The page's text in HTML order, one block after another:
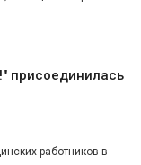
присоединилась
работников в